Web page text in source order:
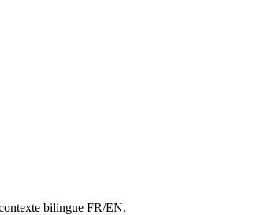
bilingue FR/EN.